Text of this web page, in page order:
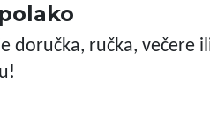
doručka, ručka, večere